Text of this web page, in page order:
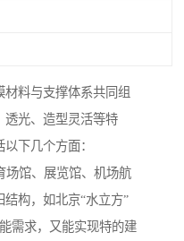
料与支撑体系共同组
透光、造型灵活等特
下几个方面：
场馆、展览馆、机场航
构，如北京“水立方”
需求，又能实现特的建